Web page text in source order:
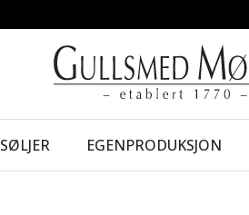
SØLJER EGENPRODUKSJON